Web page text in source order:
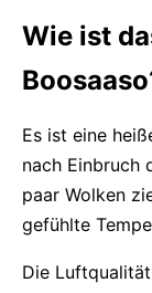
Wie ist
Es ist eine
nach Einbruch
paar Wolken
gefühlte
Die